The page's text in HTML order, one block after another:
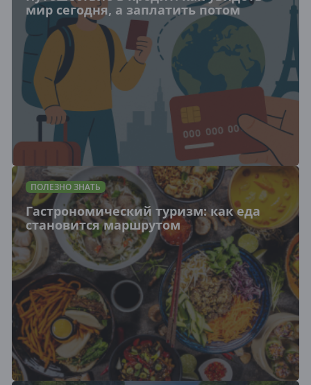
мир сегодня, а заплатить потом
ПОЛЕЗНО ЗНАТЬ
Гастрономический туризм: как еда
становится маршрутом